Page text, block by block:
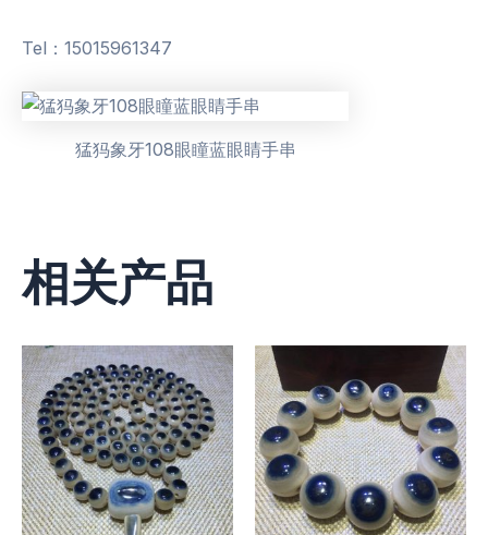
Tel：15015961347
猛犸象牙108眼瞳蓝眼睛手串
相关产品